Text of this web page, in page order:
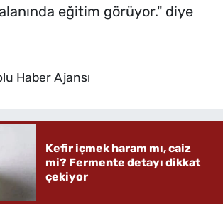
eğitim görüyor." diye
Haber Ajansı
Kefir içmek haram mı, caiz
mi? Fermente detayı dikkat
çekiyor